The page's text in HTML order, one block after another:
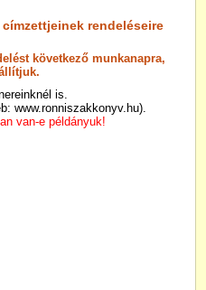
rendeléseire
következő munkanapra,
is.
www.ronniszakkonyv.hu).
van-e példányuk!